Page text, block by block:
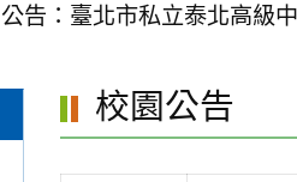
公告：臺北市私立泰北高級
校園公告